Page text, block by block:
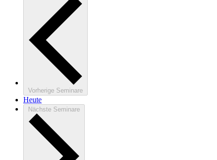
Vorherige Seminare
Heute
Nächste Seminare